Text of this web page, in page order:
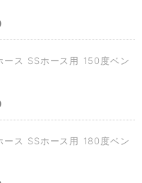
ース SSホース用 150度ベン
ース SSホース用 180度ベン